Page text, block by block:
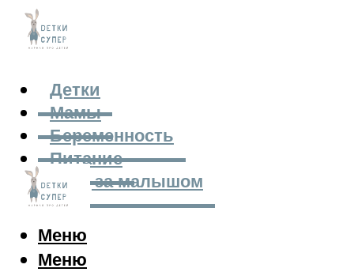
Детки
Мамы
Беременность
Питание
Уход за малышом
Меню
Меню